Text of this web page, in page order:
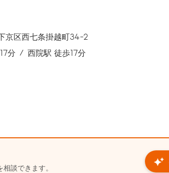
京区西七条掛越町34-2
分
西院駅 徒歩17分
談できます。